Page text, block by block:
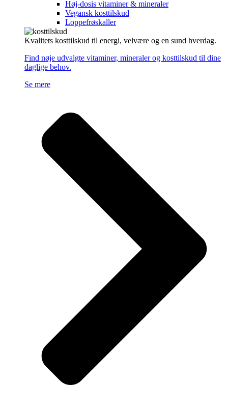
Høj-dosis vitaminer & mineraler
Vegansk kosttilskud
Loppefrøskaller
Kvalitets kosttilskud til energi, velvære og en sund hverdag.
Find nøje udvalgte vitaminer, mineraler og kosttilskud til dine
daglige behov.
Se mere